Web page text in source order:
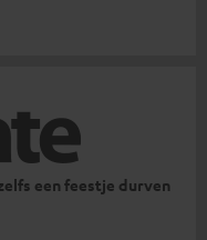
een feestje durven